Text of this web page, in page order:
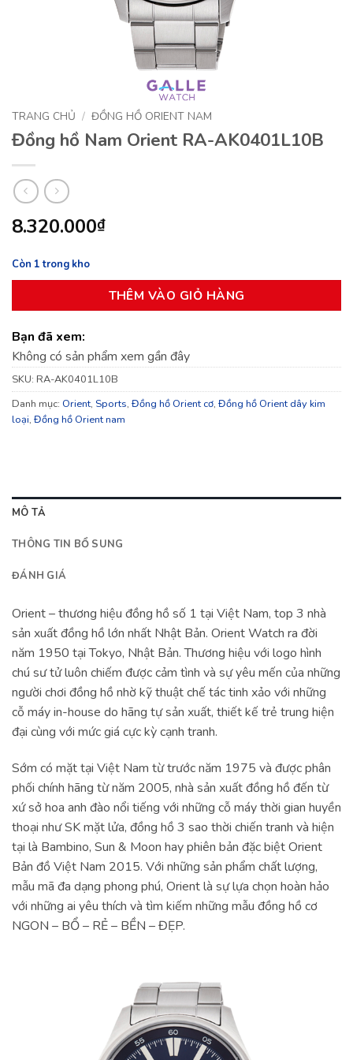
TRANG CHỦ / ĐỒNG HỒ ORIENT NAM
Đồng hồ Nam Orient RA-AK0401L10B
8.320.000₫
Còn 1 trong kho
THÊM VÀO GIỎ HÀNG
Bạn đã xem:
Không có sản phẩm xem gần đây
SKU: RA-AK0401L10B
Danh mục: Orient, Sports, Đồng hồ Orient cơ, Đồng hồ Orient dây kim
loại, Đồng hồ Orient nam
MÔ TẢ
THÔNG TIN BỔ SUNG
ĐÁNH GIÁ
Orient – thương hiệu đồng hồ số 1 tại Việt Nam, top 3 nhà
sản xuất đồng hồ lớn nhất Nhật Bản. Orient Watch ra đời
năm 1950 tại Tokyo, Nhật Bản. Thương hiệu với logo hình
chú sư tử luôn chiếm được cảm tình và sự yêu mến của những
người chơi đồng hồ nhờ kỹ thuật chế tác tinh xảo với những
cỗ máy in-house do hãng tự sản xuất, thiết kế trẻ trung hiện
đại cùng với mức giá cực kỳ cạnh tranh.
Sớm có mặt tại Việt Nam từ trước năm 1975 và được phân
phối chính hãng từ năm 2005, nhà sản xuất đồng hồ đến từ
xứ sở hoa anh đào nổi tiếng với những cỗ máy thời gian huyền
thoại như SK mặt lửa, đồng hồ 3 sao thời chiến tranh và hiện
tại là Bambino, Sun & Moon hay phiên bản đặc biệt Orient
Bản đồ Việt Nam 2015. Với những sản phẩm chất lượng,
mẫu mã đa dạng phong phú, Orient là sự lựa chọn hoàn hảo
với những ai yêu thích và tìm kiếm những mẫu đồng hồ cơ
NGON – BỔ – RẺ – BỀN – ĐẸP.